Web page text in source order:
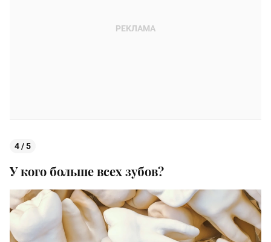
4 / 5
У кого больше всех зубов?